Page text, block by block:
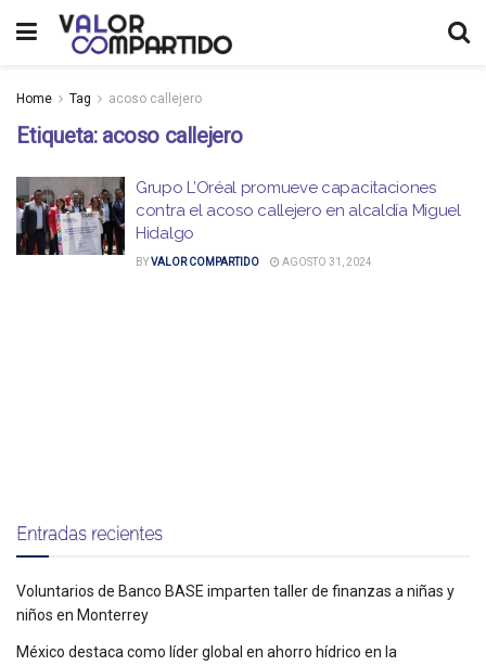
Home Tag acoso callejero
Etiqueta: acoso callejero
Grupo L’Oréal promueve capacitaciones
contra el acoso callejero en alcaldía Miguel
Hidalgo
BYVALOR COMPARTIDO AGOSTO 31, 2024
Entradas recientes
Voluntarios de Banco BASE imparten taller de finanzas a niñas y
niños en Monterrey
México destaca como líder global en ahorro hídrico en la